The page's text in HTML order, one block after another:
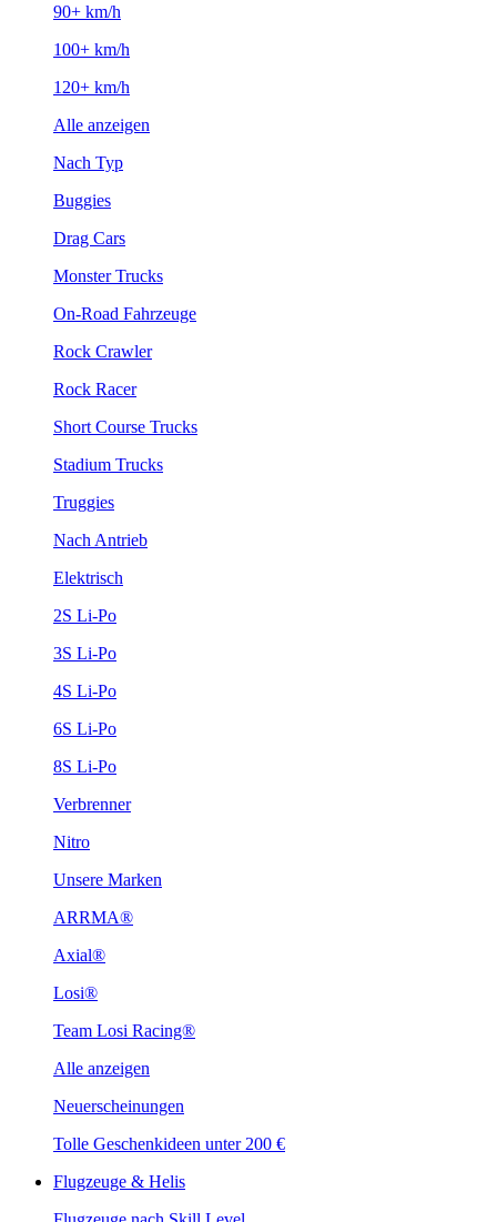
90+ km/h
100+ km/h
120+ km/h
Alle anzeigen
Nach Typ
Buggies
Drag Cars
Monster Trucks
On-Road Fahrzeuge
Rock Crawler
Rock Racer
Short Course Trucks
Stadium Trucks
Truggies
Nach Antrieb
Elektrisch
2S Li-Po
3S Li-Po
4S Li-Po
6S Li-Po
8S Li-Po
Verbrenner
Nitro
Unsere Marken
ARRMA®
Axial®
Losi®
Team Losi Racing®
Alle anzeigen
Neuerscheinungen
Tolle Geschenkideen unter 200 €
Flugzeuge & Helis